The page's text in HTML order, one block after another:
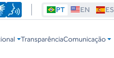
PT EN ES
TransparênciaComunicação